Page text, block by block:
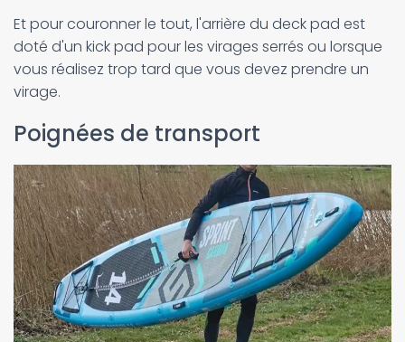
Et pour couronner le tout, l'arrière du deck pad est
doté d'un kick pad pour les virages serrés ou lorsque
vous réalisez trop tard que vous devez prendre un
virage.
Poignées de transport